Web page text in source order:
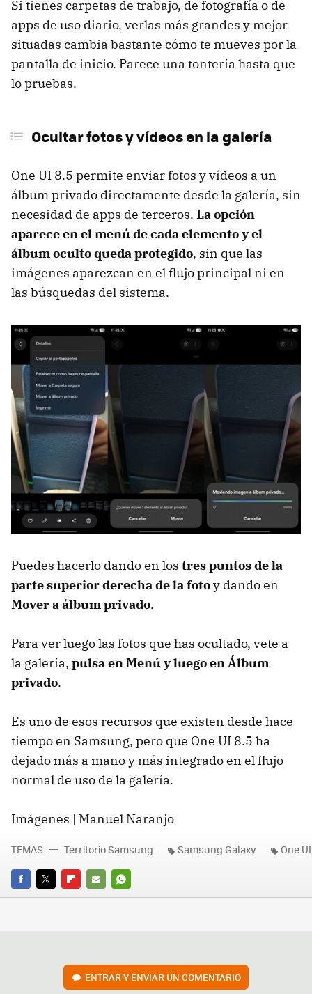
Si tienes carpetas de trabajo, de fotografía o de
apps de uso diario, verlas más grandes y mejor
situadas cambia bastante cómo te mueves por la
pantalla de inicio. Parece una tontería hasta que
lo pruebas.
Ocultar fotos y vídeos en la galería
One UI 8.5 permite enviar fotos y vídeos a un
álbum privado directamente desde la galería, sin
necesidad de apps de terceros. La opción
aparece en el menú de cada elemento y el
álbum oculto queda protegido, sin que las
imágenes aparezcan en el flujo principal ni en
las búsquedas del sistema.
Puedes hacerlo dando en los tres puntos de la
parte superior derecha de la fotoy dando en
Mover a álbum privado.
Para ver luego las fotos que has ocultado, vete a
la galería, pulsa en Menú y luego en Álbum
privado.
Es uno de esos recursos que existen desde hace
tiempo en Samsung, pero que One UI 8.5 ha
dejado más a mano y más integrado en el flujo
normal de uso de la galería.
Imágenes | Manuel Naranjo
FACEBOOK
TWITTERFLIPBOARD
E-
WHATSAPP
TEMAS Territorio Samsung Samsung Galaxy One
ENTRAR Y ENVIAR UN COMENTARIO